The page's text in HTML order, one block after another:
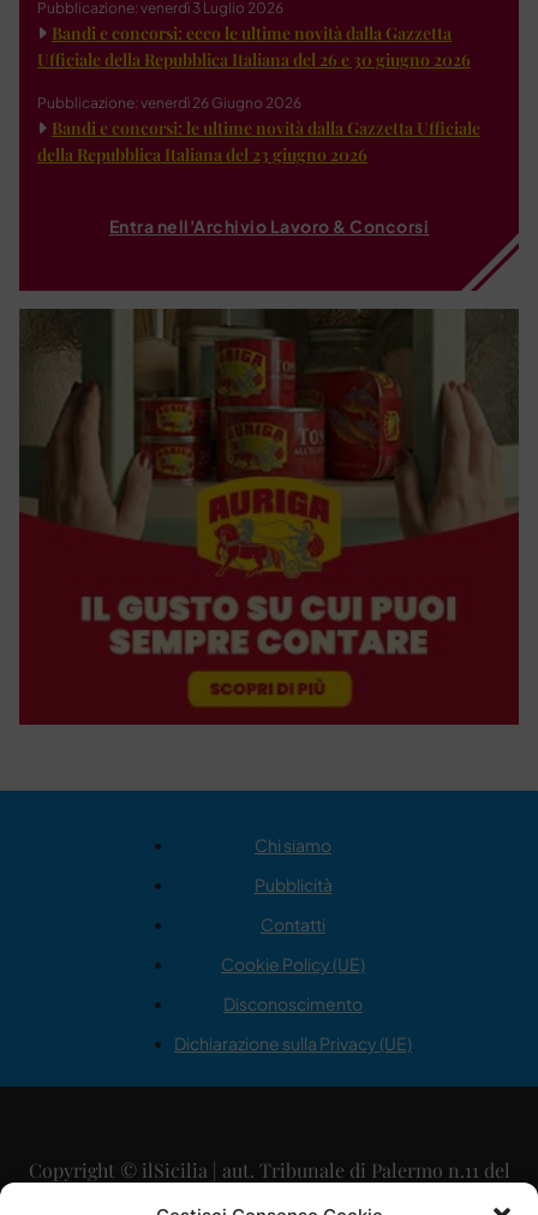
Pubblicazione: venerdì 3 Luglio 2026
Bandi e concorsi: ecco le ultime novità dalla Gazzetta
Ufficiale della Repubblica Italiana del 26 e 30 giugno 2026
Pubblicazione: venerdì 26 Giugno 2026
Bandi e concorsi: le ultime novità dalla Gazzetta Ufficiale
della Repubblica Italiana del 23 giugno 2026
Entra nell'Archivio Lavoro & Concorsi
Chi siamo
Pubblicità
Contatti
Cookie Policy (UE)
Disconoscimento
Dichiarazione sulla Privacy (UE)
Copyright © ilSicilia | aut. Tribunale di Palermo n.11 del
29/09/2015